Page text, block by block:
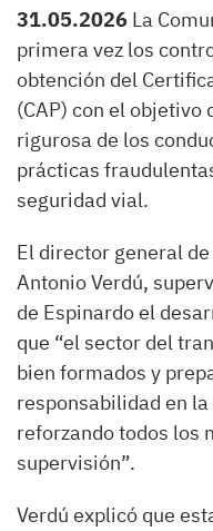
31.05.2026 La
primera vez los
obtención del
(CAP) con el
rigurosa de los
prácticas
seguridad vial.
El director general
Antonio Verdú,
de Espinardo el
que “el sector del
bien formados y
responsabilidad en
reforzando todos los
supervisión”.
Verdú explicó que